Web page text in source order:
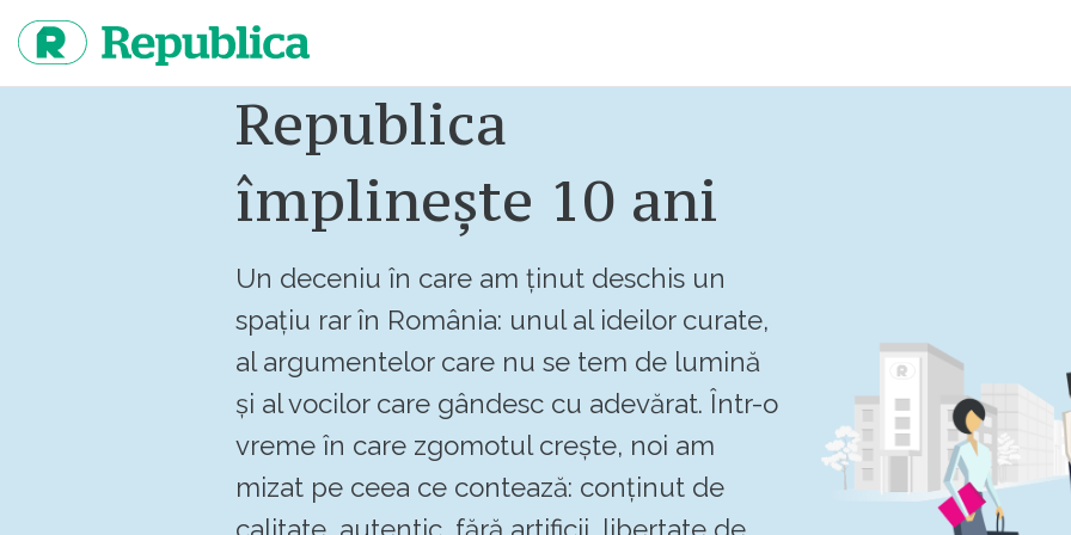
continut
Republica
împlinește 10 ani
Un deceniu în care am ținut deschis un
spațiu rar în România: unul al ideilor curate,
al argumentelor care nu se tem de lumină
și al vocilor care gândesc cu adevărat. Într-o
vreme în care zgomotul crește, noi am
mizat pe ceea ce contează: conținut de